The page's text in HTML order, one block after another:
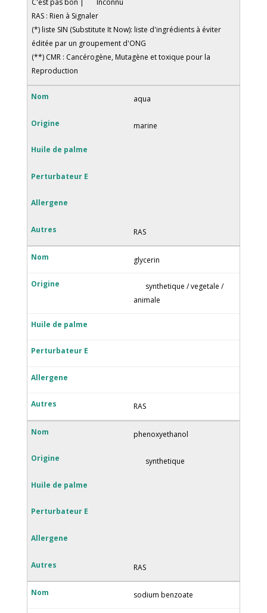
C'est pas bon |
Inconnu
RAS : Rien à Signaler
(*) liste SIN (Substitute It Now): liste d'ingrédients à éviter
éditée par un groupement d'ONG
(**) CMR : Cancérogène, Mutagène et toxique pour la
Reproduction
aqua
marine
RAS
glycerin
synthetique / vegetale /
animale
RAS
phenoxyethanol
synthetique
RAS
sodium benzoate